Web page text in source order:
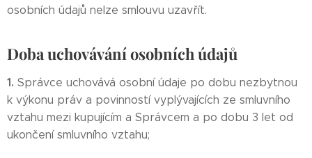
osobních údajů nelze smlouvu uzavřít.
Doba uchovávání osobních údajů
1. Správce uchovává osobní údaje po dobu nezbytnou
k výkonu práv a povinností vyplývajících ze smluvního
vztahu mezi kupujícím a Správcem a po dobu 3 let od
ukončení smluvního vztahu;